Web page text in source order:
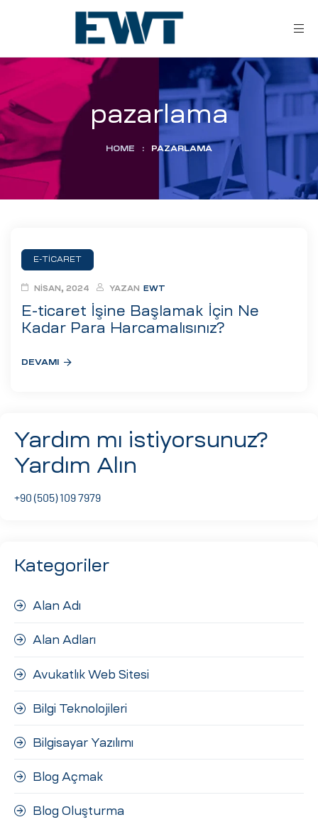
pazarlama
HOME : PAZARLAMA
E-TICARET
E-ticaret İşine Başlamak İçin Ne
Kadar Para Harcamalısınız?
NISAN, 2024 YAZAN EWT
DEVAMI
Yardım mı istiyorsunuz?
Yardım Alın
+90 (505) 109 7979
Kategoriler
Alan Adı
Alan Adları
Avukatlık Web Sitesi
Bilgi Teknolojileri
Bilgisayar Yazılımı
Blog Açmak
Blog Oluşturma